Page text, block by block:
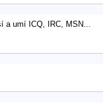
a umí ICQ, IRC, MSN...